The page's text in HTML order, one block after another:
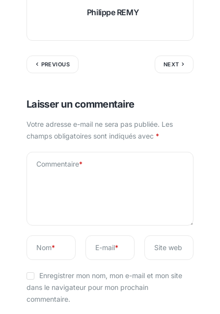
Philippe REMY
PREVIOUS NEXT
Laisser un commentaire
Votre adresse e-mail ne sera pas publiée. Les
champs obligatoires sont indiqués avec *
Commentaire*
Nom* E-mail* Site web
Enregistrer mon nom, mon e-mail et mon site
dans le navigateur pour mon prochain
commentaire.